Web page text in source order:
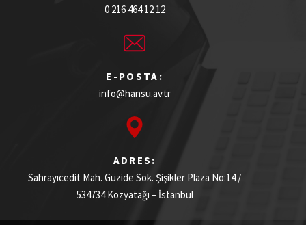
0 216 464 12 12
E-POSTA:
info@hansu.av.tr
ADRES:
Sahrayıcedit Mah. Güzide Sok. Şişikler Plaza No:14 /
534734Kozyatağı – İstanbul